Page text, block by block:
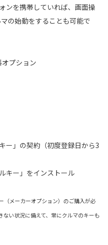
ンを携帯していれば、画面操
の始動をすることも可能で
プション
ー」の契約（初度登録日から3
キー」をインストール
メーカーオプション）のご購入が必
い状況に備えて、常にクルマのキーも